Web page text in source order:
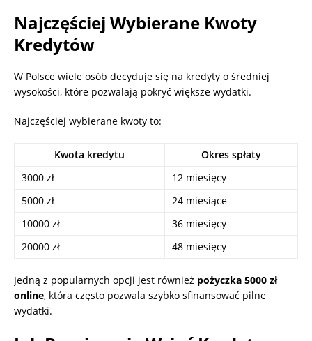
Najczęściej Wybierane Kwoty
Kredytów
W Polsce wiele osób decyduje się na kredyty o średniej
wysokości, które pozwalają pokryć większe wydatki.
Najczęściej wybierane kwoty to:
Kwota kredytu
Okres spłaty
3000 zł
12 miesięcy
5000 zł
24 miesiące
10000 zł
36 miesięcy
20000 zł
48 miesięcy
Jedną z popularnych opcji jest również pożyczka 5000 zł
online, która często pozwala szybko sfinansować pilne
wydatki.